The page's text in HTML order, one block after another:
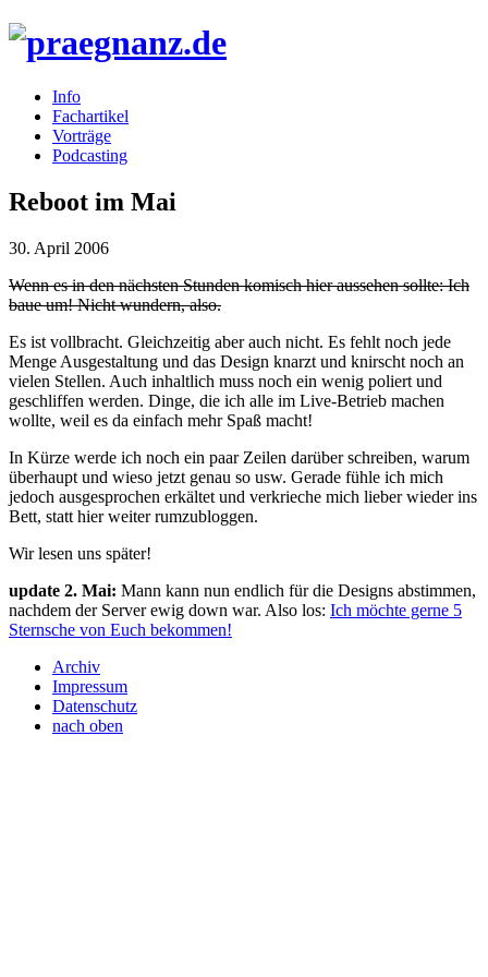
Info
Fachartikel
Vorträge
Podcasting
Reboot im Mai
30. April 2006
Wenn es in den nächsten Stunden komisch hier aussehen sollte: Ich
baue um! Nicht wundern, also.
Es ist vollbracht. Gleichzeitig aber auch nicht. Es fehlt noch jede
Menge Ausgestaltung und das Design knarzt und knirscht noch an
vielen Stellen. Auch inhaltlich muss noch ein wenig poliert und
geschliffen werden. Dinge, die ich alle im Live-Betrieb machen
wollte, weil es da einfach mehr Spaß macht!
In Kürze werde ich noch ein paar Zeilen darüber schreiben, warum
überhaupt und wieso jetzt genau so usw. Gerade fühle ich mich
jedoch ausgesprochen erkältet und verkrieche mich lieber wieder ins
Bett, statt hier weiter rumzubloggen.
Wir lesen uns später!
update 2. Mai: Mann kann nun endlich für die Designs abstimmen,
nachdem der Server ewig down war. Also los: Ich möchte gerne 5
Sternsche von Euch bekommen!
Archiv
Impressum
Datenschutz
nach oben